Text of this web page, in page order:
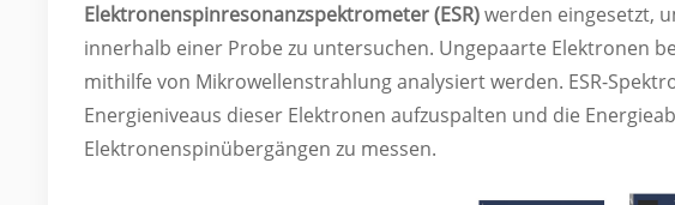
Elektronenspinresonanzspektrometer (ESR)werden eingesetzt,
innerhalb einer Probe zu untersuchen. Ungepaarte Elektronen
mithilfe von Mikrowellenstrahlung analysiert werden. ESR-
Energieniveaus dieser Elektronen aufzuspalten und die
Elektronenspinübergängen zu messen.